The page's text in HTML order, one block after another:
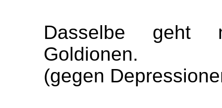
Dasselbe geht
Goldionen.
(gegen